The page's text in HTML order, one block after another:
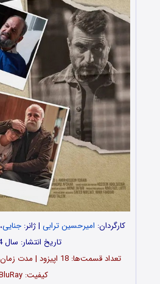
کارگردان: امیرحسین ترابی | ژانر:جنایی،
تاریخ انتشار: سال 1404
کیفیت: BluRay